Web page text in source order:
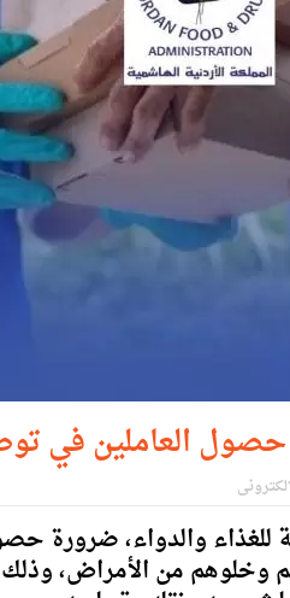
حصول العاملين في
للغذاء والدواء، ضرورة
من الأمراض، وذلك